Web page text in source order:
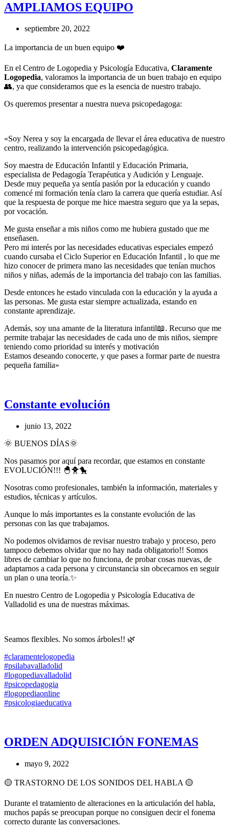
AMPLIAMOS EQUIPO
septiembre 20, 2022
La importancia de un buen equipo ❤️
En el Centro de Logopedia y Psicología Educativa, Claramente
Logopedia, valoramos la importancia de un buen trabajo en equipo
👥, ya que consideramos que es la esencia de nuestro trabajo.
Os queremos presentar a nuestra nueva psicopedagoga:
«Soy Nerea y soy la encargada de llevar el área educativa de nuestro
centro, realizando la intervención psicopedagógica.
Soy maestra de Educación Infantil y Educación Primaria,
especialista de Pedagogía Terapéutica y Audición y Lenguaje.
Desde muy pequeña ya sentía pasión por la educación y cuando
comencé mi formación tenía claro la carrera que quería estudiar. Así
que la respuesta de porque me hice maestra seguro que ya la sepas,
por vocación.
Me gusta enseñar a mis niños como me hubiera gustado que me
enseñasen.
Pero mi interés por las necesidades educativas especiales empezó
cuando cursaba el Ciclo Superior en Educación Infantil , lo que me
hizo conocer de primera mano las necesidades que tenían muchos
niños y niñas, además de la importancia del trabajo con las familias.
Desde entonces he estado vinculada con la educación y la ayuda a
las personas. Me gusta estar siempre actualizada, estando en
constante aprendizaje.
Además, soy una amante de la literatura infantil📖. Recurso que me
permite trabajar las necesidades de cada uno de mis niños, siempre
teniendo como prioridad su interés y motivación
Estamos deseando conocerte, y que pases a formar parte de nuestra
pequeña familia»
Constante evolución
junio 13, 2022
🌞 BUENOS DÍAS🌞
Nos pasamos por aquí para recordar, que estamos en constante
EVOLUCIÓN!!! 🐣🐥🐤
Nosotras como profesionales, también la información, materiales y
estudios, técnicas y artículos.
Aunque lo más importantes es la constante evolución de las
personas con las que trabajamos.
No podemos olvidarnos de revisar nuestro trabajo y proceso, pero
tampoco debemos olvidar que no hay nada obligatorio!! Somos
libres de cambiar lo que no funciona, de probar cosas nuevas, de
adaptarnos a cada persona y circunstancia sin obcecarnos en seguir
un plan o una teoría.✨
En nuestro Centro de Logopedia y Psicología Educativa de
Valladolid es una de nuestras máximas.
Seamos flexibles. No somos árboles!! 🌿
#claramentelogopedia
#psilabavalladolid
#logopediavalladolid
#psicopedagogia
#logopediaonline
#psicologiaeducativa
ORDEN ADQUISICIÓN FONEMAS
mayo 9, 2022
🟡 TRASTORNO DE LOS SONIDOS DEL HABLA 🟡
Durante el tratamiento de alteraciones en la articulación del habla,
muchos papás se preocupan porque no consiguen decir el fonema
correcto durante las conversaciones.